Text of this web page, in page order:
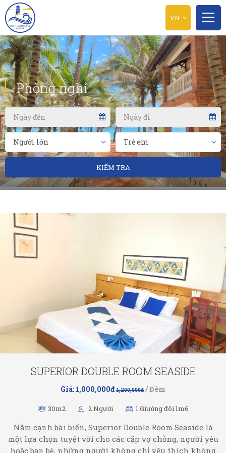
VN
Phòng nghỉ
KIỂM TRA
SUPERIOR DOUBLE ROOM SEASIDE
Giá: 1,000,000đ1,200,000đ / Đêm
30m2 2 Người 1 Giường đôi 1m6
Nằm cạnh bãi biển, Superior Double Room Seaside là
một lựa chọn tuyệt vời cho các cặp vợ chồng, người yêu
hoặc bạn bè, những người không chỉ yêu thích không